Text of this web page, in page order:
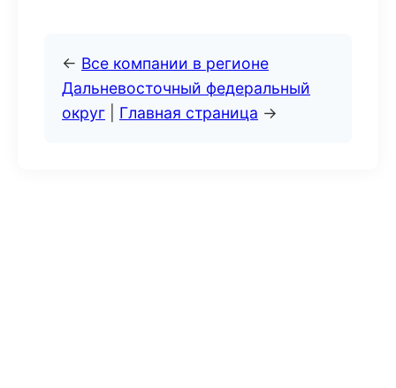
← Все компании в регионе
Дальневосточный федеральный
округ
Главная страница →